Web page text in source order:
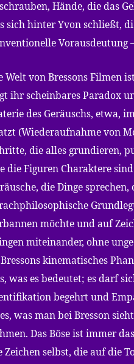
Hände, die das
sich hinter Yvon schließt,
Vorausdeutung
Welt von Bressons Filmen
ihr scheinbares Paradox
des Geräuschs, etwa,
(Wiederaufnahme von
die alles grundieren,
die Figuren Charaktere
die Dinge
möchte und auf
miteinander, ohne
kinematisches
was es bedeutet; es darf
begehrt und
was man bei Bresson
Das Böse ist immer
Zeichen selbst, die auf die